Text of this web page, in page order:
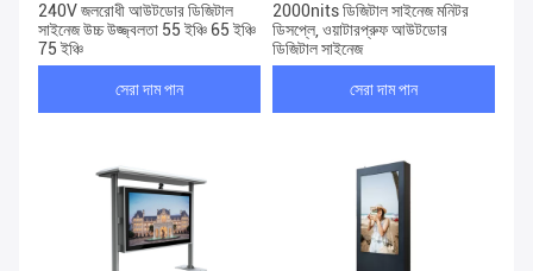
240V জলরোধী আউটডোর ডিজিটাল
সাইনেজ উচ্চ উজ্জ্বলতা 55 ইঞ্চি 65 ইঞ্চি
75 ইঞ্চি
সেরা দাম পান
2000nits ডিজিটাল সাইনেজ মনিটর
ডিসপ্লে, ওয়াটারপ্রুফ আউটডোর
ডিজিটাল সাইনেজ
সেরা দাম পান